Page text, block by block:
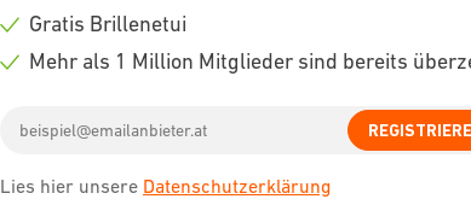
Check
Check
Gratis Brillenetui
Mehr als 1 Million Mitglieder sind bereits
address
Lies hier unsere Datenschutzerklärung